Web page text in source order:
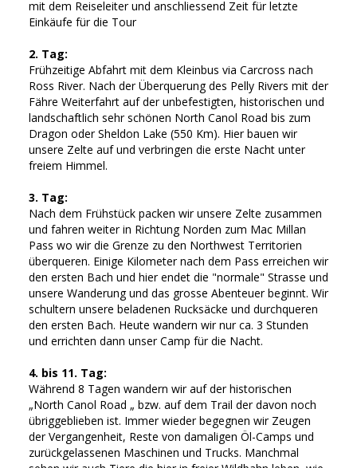
mit dem Reiseleiter und anschliessend Zeit für letzte
Einkäufe für die Tour
2. Tag:
Frühzeitige Abfahrt mit dem Kleinbus via Carcross nach
Ross River. Nach der Überquerung des Pelly Rivers mit der
Fähre Weiterfahrt auf der unbefestigten, historischen und
landschaftlich sehr schönen North Canol Road bis zum
Dragon oder Sheldon Lake (550 Km). Hier bauen wir
unsere Zelte auf und verbringen die erste Nacht unter
freiem Himmel.
3. Tag:
Nach dem Frühstück packen wir unsere Zelte zusammen
und fahren weiter in Richtung Norden zum Mac Millan
Pass wo wir die Grenze zu den Northwest Territorien
überqueren. Einige Kilometer nach dem Pass erreichen wir
den ersten Bach und hier endet die "normale" Strasse und
unsere Wanderung und das grosse Abenteuer beginnt. Wir
schultern unsere beladenen Rucksäcke und durchqueren
den ersten Bach. Heute wandern wir nur ca. 3 Stunden
und errichten dann unser Camp für die Nacht.
4. bis 11. Tag:
Während 8 Tagen wandern wir auf der historischen
„North Canol Road „ bzw. auf dem Trail der davon noch
übriggeblieben ist. Immer wieder begegnen wir Zeugen
der Vergangenheit, Reste von damaligen Öl-Camps und
zurückgelassenen Maschinen und Trucks. Manchmal